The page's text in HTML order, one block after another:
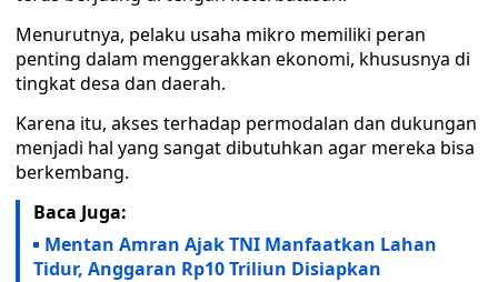
Menurutnya, pelaku usaha mikro memiliki peran
penting dalam menggerakkan ekonomi, khususnya di
tingkat desa dan daerah.
Karena itu, akses terhadap permodalan dan dukungan
menjadi hal yang sangat dibutuhkan agar mereka bisa
berkembang.
Baca Juga:
Mentan Amran Ajak TNI Manfaatkan Lahan
Tidur, Anggaran Rp10 Triliun Disiapkan